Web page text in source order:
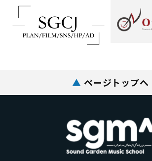
▲ ページトップへ